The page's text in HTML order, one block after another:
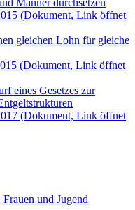
(Dokument, Link öffnet
gleichen Lohn für gleiche
(Dokument, Link öffnet
eines Gesetzes zur
(Dokument, Link öffnet
und Jugend